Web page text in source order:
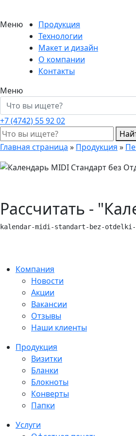
Меню
Продукция
Технологии
Макет и дизайн
О компании
Контакты
Меню
+7 (4742) 55 92 02
Главная страница » Продукция »
Рассчитать -
kalendar-midi-standart-bez-
Компания
Новости
Акции
Вакансии
Отзывы
Наши клиенты
Продукция
Визитки
Бланки
Блокноты
Конверты
Папки
Услуги